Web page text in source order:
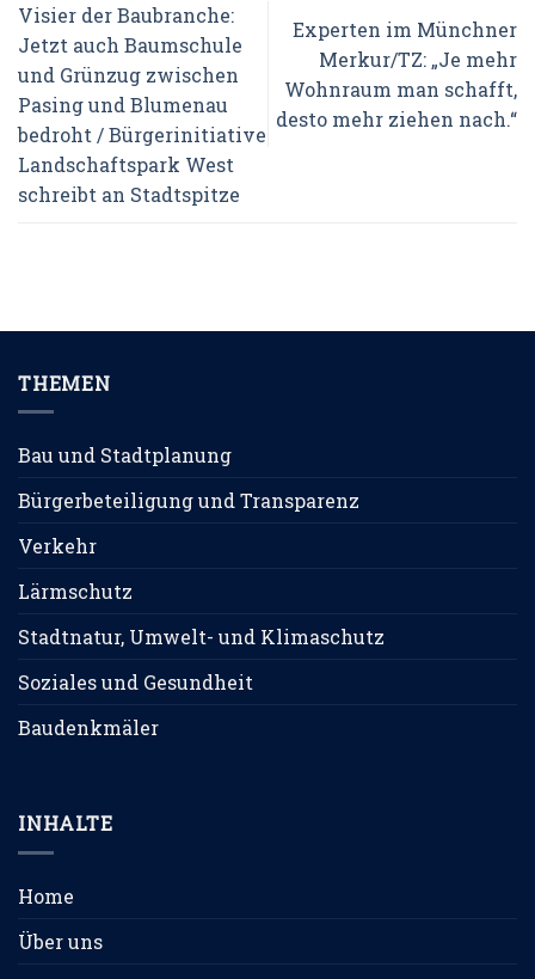
Visier der Baubranche:
Jetzt auch Baumschule
und Grünzug zwischen
Pasing und Blumenau
bedroht / Bürgerinitiative
Landschaftspark West
schreibt an Stadtspitze
Experten im Münchner
Merkur/TZ: „Je mehr
Wohnraum man schafft,
desto mehr ziehen nach.“
THEMEN
Bau und Stadtplanung
Bürgerbeteiligung und Transparenz
Verkehr
Lärmschutz
Stadtnatur, Umwelt- und Klimaschutz
Soziales und Gesundheit
Baudenkmäler
INHALTE
Home
Über uns